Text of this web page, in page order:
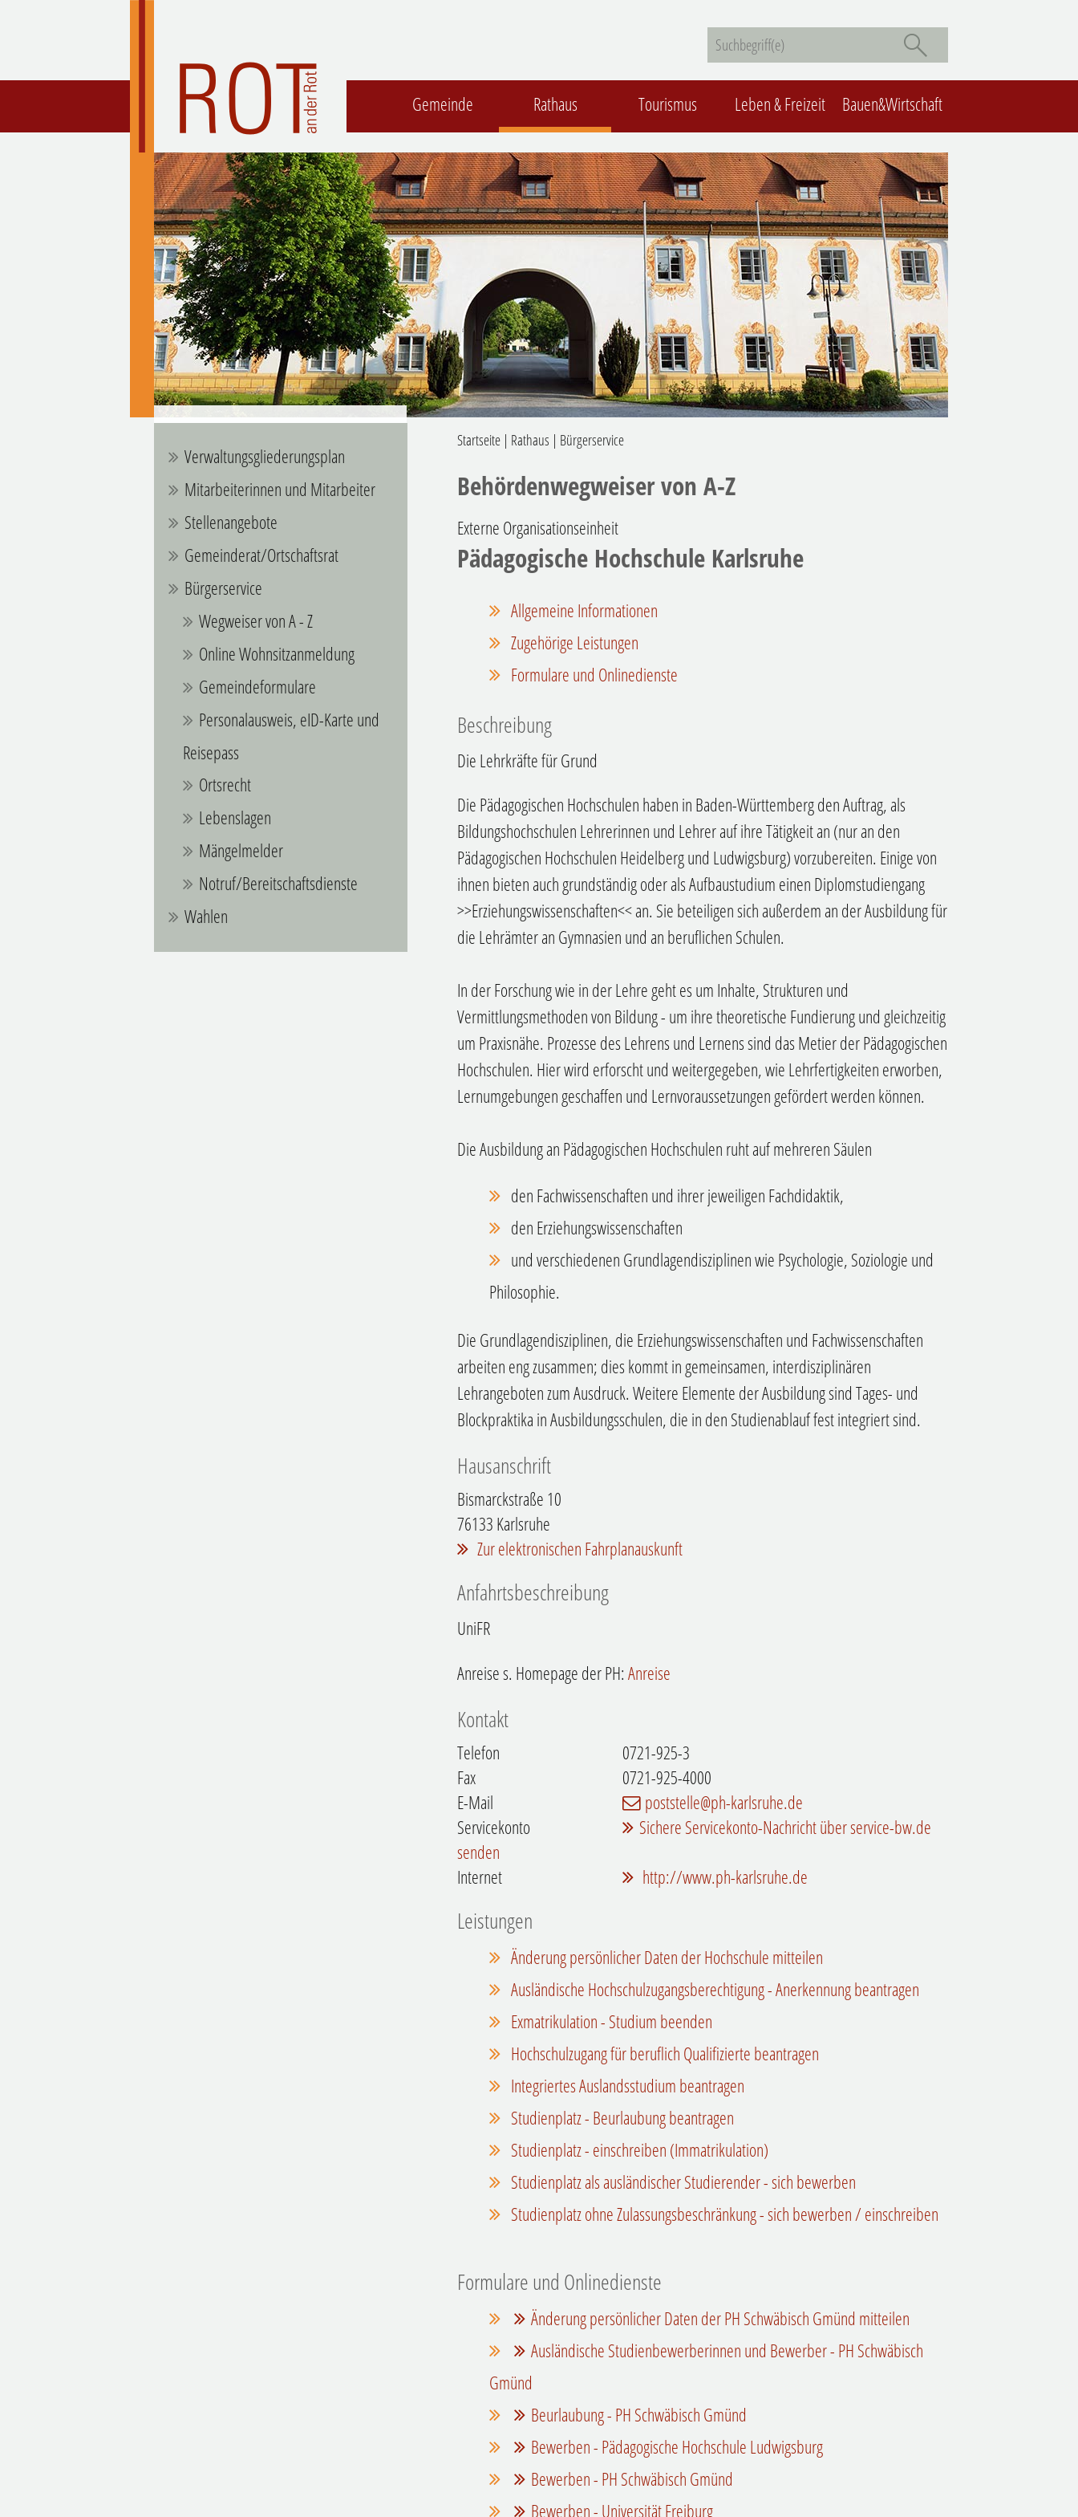
Gemeinde Rathaus Tourismus Leben & Freizeit Bauen&Wirtschaft
Verwaltungsgliederungsplan
Mitarbeiterinnen und Mitarbeiter
Stellenangebote
Gemeinderat/Ortschaftsrat
Bürgerservice
Wegweiser von A - Z
Online Wohnsitzanmeldung
Gemeindeformulare
Personalausweis, eID-Karte und
Reisepass
Ortsrecht
Lebenslagen
Mängelmelder
Notruf/Bereitschaftsdienste
Wahlen
Startseite | Rathaus | Bürgerservice
Behördenwegweiser von A-Z
Externe Organisationseinheit
Pädagogische Hochschule Karlsruhe
Allgemeine Informationen
Zugehörige Leistungen
Formulare und Onlinedienste
Beschreibung
Die Lehrkräfte für Grund
Die Pädagogischen Hochschulen haben in Baden-Württemberg den Auftrag, als
Bildungshochschulen Lehrerinnen und Lehrer auf ihre Tätigkeit an(nur an den
Pädagogischen Hochschulen Heidelberg und Ludwigsburg) vorzubereiten. Einige von
ihnen bieten auch grundständig oder als Aufbaustudium einen Diplomstudiengang
>>Erziehungswissenschaften<< an. Sie beteiligen sich außerdem an der Ausbildung für
die Lehrämter an Gymnasien und an beruflichen Schulen.
In der Forschung wie in der Lehre geht es um Inhalte, Strukturen und
Vermittlungsmethoden von Bildung - um ihre theoretische Fundierung und gleichzeitig
um Praxisnähe. Prozesse des Lehrens und Lernens sind das Metier der Pädagogischen
Hochschulen. Hier wird erforscht und weitergegeben, wie Lehrfertigkeiten erworben,
Lernumgebungen geschaffen und Lernvoraussetzungen gefördert werden können.
Die Ausbildung an Pädagogischen Hochschulen ruht auf mehreren Säulen
den Fachwissenschaften und ihrer jeweiligen Fachdidaktik,
den Erziehungswissenschaften
und verschiedenen Grundlagendisziplinen wie Psychologie, Soziologie und
Philosophie.
Die Grundlagendisziplinen, die Erziehungswissenschaften und Fachwissenschaften
arbeiten eng zusammen; dies kommt in gemeinsamen, interdisziplinären
Lehrangeboten zum Ausdruck. Weitere Elemente der Ausbildung sind Tages- und
Blockpraktika in Ausbildungsschulen, die in den Studienablauf fest integriert sind.
Hausanschrift
Bismarckstraße 10
76133Karlsruhe
Zur elektronischen Fahrplanauskunft
Anfahrtsbeschreibung
UniFR
Anreise s. Homepage der PH:Anreise
Kontakt
Telefon
0721-925-3
Fax
0721-925-4000
E-Mail
poststelle@ph-karlsruhe.de
Servicekonto
Sichere Servicekonto-Nachricht über service-bw.de
senden
Internet
http://www.ph-karlsruhe.de
Leistungen
Änderung persönlicher Daten der Hochschule mitteilen
Ausländische Hochschulzugangsberechtigung - Anerkennung beantragen
Exmatrikulation - Studium beenden
Hochschulzugang für beruflich Qualifizierte beantragen
Integriertes Auslandsstudium beantragen
Studienplatz - Beurlaubung beantragen
Studienplatz - einschreiben (Immatrikulation)
Studienplatz als ausländischer Studierender - sich bewerben
Studienplatz ohne Zulassungsbeschränkung - sich bewerben / einschreiben
Formulare und Onlinedienste
Änderung persönlicher Daten der PH Schwäbisch Gmünd mitteilen
Ausländische Studienbewerberinnen und Bewerber - PH Schwäbisch
Gmünd
Beurlaubung - PH Schwäbisch Gmünd
Bewerben - Pädagogische Hochschule Ludwigsburg
Bewerben - PH Schwäbisch Gmünd
Bewerben - Universität Freiburg